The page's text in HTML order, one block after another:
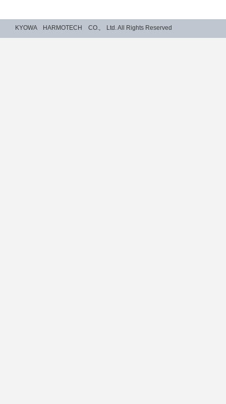
KYOWA HARMOTECH CO., Ltd. All Rights Reserved